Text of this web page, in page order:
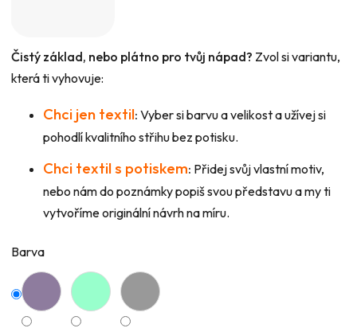
Čistý základ, nebo plátno pro tvůj nápad? Zvol si variantu,
která ti vyhovuje:
Chci jen textil: Vyber si barvu a velikost a užívej si
pohodlí kvalitního střihu bez potisku.
Chci textil s potiskem: Přidej svůj vlastní motiv,
nebo nám do poznámky popiš svou představu a my ti
vytvoříme originální návrh na míru.
Barva